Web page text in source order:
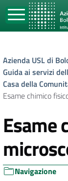
Azienda USL di
Guida ai servizi
Casa della
Esame chimico
Esame
Navigazione